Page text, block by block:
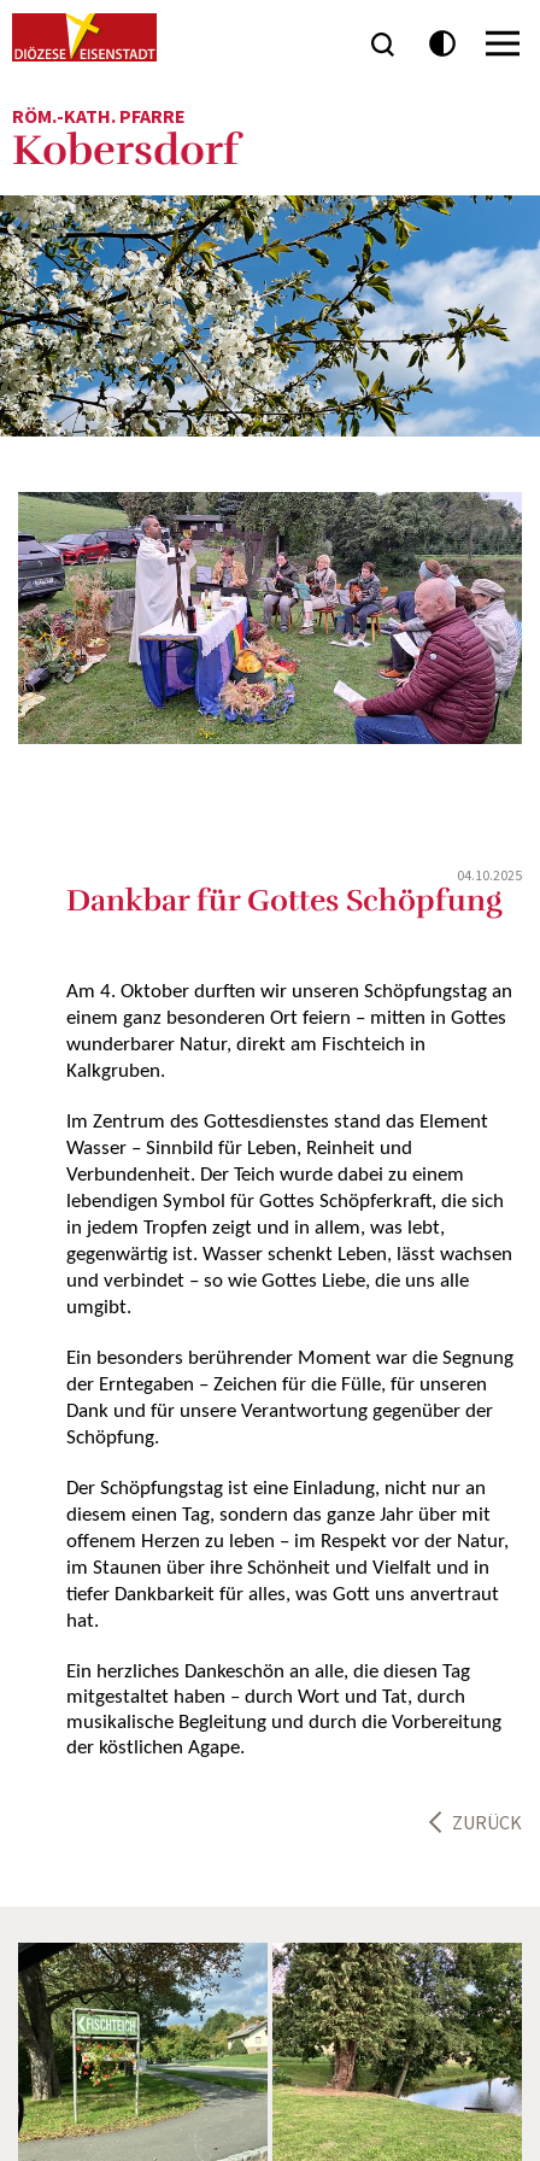
RÖM.-KATH. PFARRE
Kobersdorf
04.10.2025
Dankbar für Gottes Schöpfung
Am 4. Oktober durften wir unseren Schöpfungstag an
einem ganz besonderen Ort feiern – mitten in Gottes
wunderbarer Natur, direkt am Fischteich in
Kalkgruben.
Im Zentrum des Gottesdienstes stand das Element
Wasser – Sinnbild für Leben, Reinheit und
Verbundenheit. Der Teich wurde dabei zu einem
lebendigen Symbol für Gottes Schöpferkraft, die sich
in jedem Tropfen zeigt und in allem, was lebt,
gegenwärtig ist. Wasser schenkt Leben, lässt wachsen
und verbindet – so wie Gottes Liebe, die uns alle
umgibt.
Ein besonders berührender Moment war die Segnung
der Erntegaben – Zeichen für die Fülle, für unseren
Dank und für unsere Verantwortung gegenüber der
Schöpfung.
Der Schöpfungstag ist eine Einladung, nicht nur an
diesem einen Tag, sondern das ganze Jahr über mit
offenem Herzen zu leben – im Respekt vor der Natur,
im Staunen über ihre Schönheit und Vielfalt und in
tiefer Dankbarkeit für alles, was Gott uns anvertraut
hat.
Ein herzliches Dankeschön an alle, die diesen Tag
mitgestaltet haben – durch Wort und Tat, durch
musikalische Begleitung und durch die Vorbereitung
der köstlichen Agape.
ZURÜCK